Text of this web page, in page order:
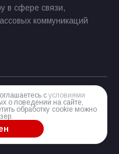
в сфере связи,
коммуникаций
644 от 21 июля 2023 г.
с условиями
о поведении на сайте,
обработку cookie можно